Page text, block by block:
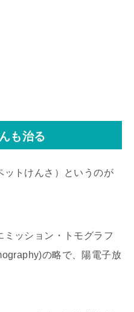
も治る
ットけんさ）というのが
ッション・トモグラフ
の略で、陽電子放